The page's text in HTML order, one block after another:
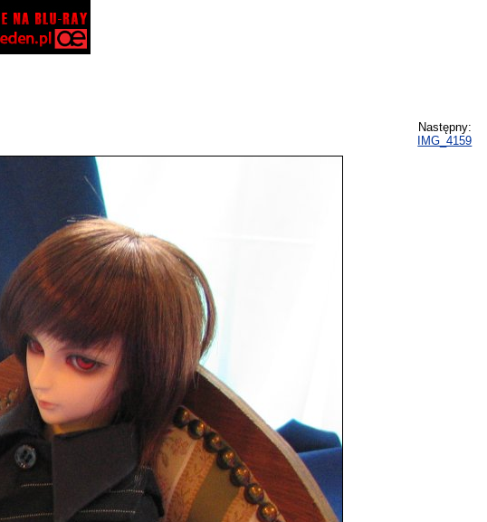
Następny:
IMG_4159